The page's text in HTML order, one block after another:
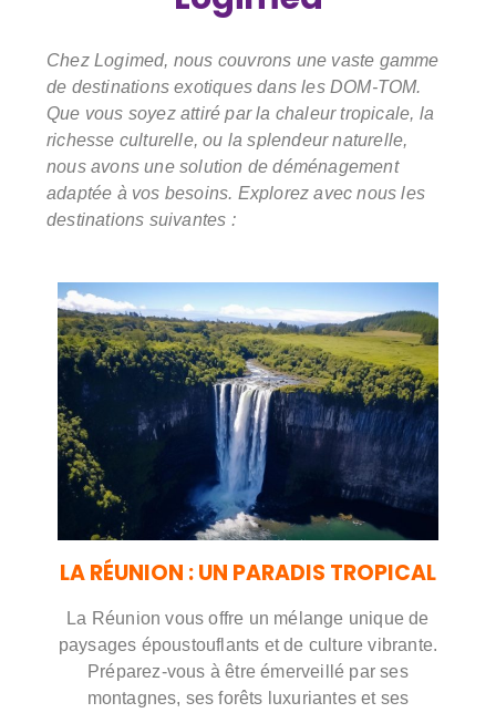
Chez Logimed, nous couvrons une vaste gamme
de destinations exotiques dans les DOM-TOM.
Que vous soyez attiré par la chaleur tropicale, la
richesse culturelle, ou la splendeur naturelle,
nous avons une solution de déménagement
adaptée à vos besoins. Explorez avec nous les
destinations suivantes :
LA RÉUNION : UN PARADIS TROPICAL
La Réunion vous offre un mélange unique de
paysages époustouflants et de culture vibrante.
Préparez-vous à être émerveillé par ses
montagnes, ses forêts luxuriantes et ses